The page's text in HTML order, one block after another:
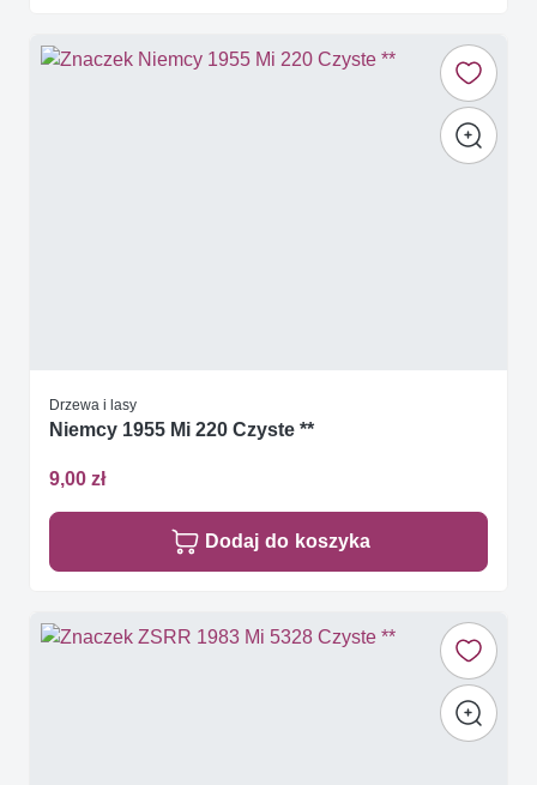
Drzewa i lasy
Niemcy 1955 Mi 220 Czyste **
9,00 zł
Dodaj do koszyka